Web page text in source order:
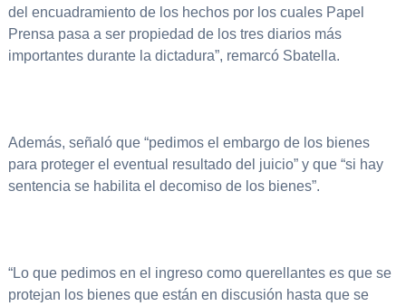
del encuadramiento de los hechos por los cuales Papel
Prensa pasa a ser propiedad de los tres diarios más
importantes durante la dictadura”, remarcó Sbatella.
Además, señaló que “pedimos el embargo de los bienes
para proteger el eventual resultado del juicio” y que “si hay
sentencia se habilita el decomiso de los bienes”.
“Lo que pedimos en el ingreso como querellantes es que se
protejan los bienes que están en discusión hasta que se